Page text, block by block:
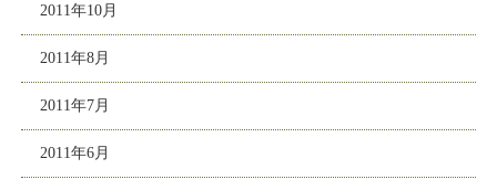
2011年10月
2011年8月
2011年7月
2011年6月